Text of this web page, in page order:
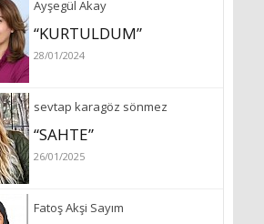
Ayşegül Akay
“KURTULDUM”
28/01/2024
sevtap karagöz sönmez
“SAHTE”
26/01/2025
Fatoş Akşi Sayım